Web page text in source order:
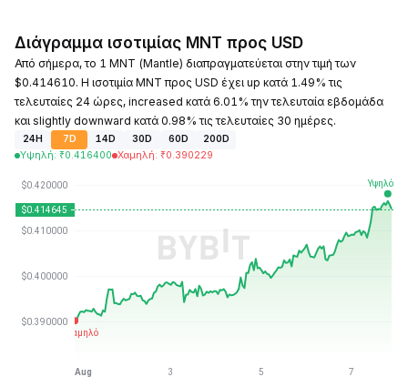
Διάγραμμα ισοτιμίας MNT προς USD
Από σήμερα, το 1 MNT (Mantle) διαπραγματεύεται στην τιμή των
$0.414610. Η ισοτιμία MNT προς USD έχει up κατά 1.49% τις
τελευταίες 24 ώρες, increased κατά 6.01% την τελευταία εβδομάδα
και slightly downward κατά 0.98% τις τελευταίες 30 ημέρες.
24H 7D 14D 30D 60D
200D
Υψηλή: ₹0.416400 Χαμηλή: ₹0.390229
Τελευταία ενημέρωση στις: 2026-08-07, 20:23 GMT+0
₹0.307978